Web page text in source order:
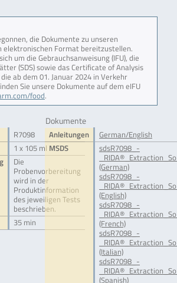
die Dokumente zu unseren
elektronischen Format bereitzustellen.
um die Gebrauchsanweisung (IFU), die
(SDS) sowie das Certificate of Analysis
die ab dem 01. Januar 2024 in Verkehr
Sie unsere Dokumente auf dem eIFU
food.
R7098
1 x 105 ml
Die
Probenvorbereitung
wird in der
Produktinformation
des jeweiligen Tests
beschrieben.
35 min
Dokumente
Anleitungen
German/English
MSDS
sdsR7098_-
(German)
sdsR7098_-
(English)
sdsR7098_-
(French)
sdsR7098_-
(Italian)
sdsR7098_-
(Spanish)